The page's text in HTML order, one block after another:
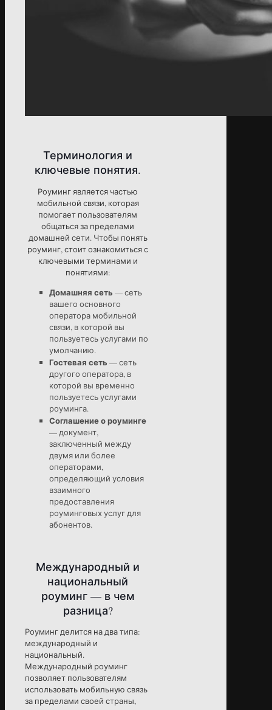
Терминология и
ключевые понятия.
Роуминг является частью
мобильной связи, которая
помогает пользователям
общаться за пределами
домашней сети. Чтобы понять
роуминг, стоит ознакомиться с
ключевыми терминами и
понятиями:
Домашняя сеть — сеть
вашего основного
оператора мобильной
связи, в которой вы
пользуетесь услугами по
умолчанию.
Гостевая сеть — сеть
другого оператора, в
которой вы временно
пользуетесь услугами
роуминга.
Соглашение о роуминге
— документ,
заключенный между
двумя или более
операторами,
определяющий условия
взаимного
предоставления
роуминговых услуг для
абонентов.
Международный и
национальный
роуминг — в чем
разница?
Роуминг делится на два типа:
международный и
национальный.
Международный роуминг
позволяет пользователям
использовать мобильную связь
за пределами своей страны,